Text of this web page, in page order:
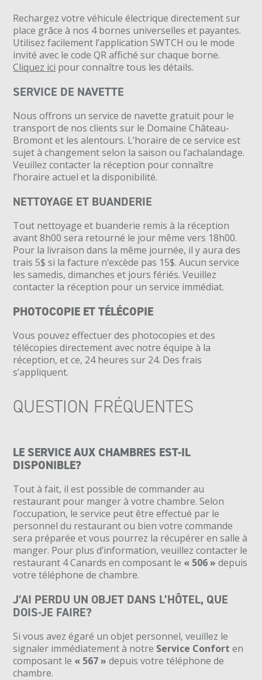
Rechargez votre véhicule électrique directement sur
place grâce à nos 4 bornes universelles et payantes.
Utilisez facilement l’application SWTCH ou le mode
invité avec le code QR affiché sur chaque borne.
Cliquez ici pour connaître tous les détails.
SERVICE DE NAVETTE
Nous offrons un service de navette gratuit pour le
transport de nos clients sur le Domaine Château-
Bromont et les alentours. L’horaire de ce service est
sujet à changement selon la saison ou l’achalandage.
Veuillez contacter la réception pour connaître
l’horaire actuel et la disponibilité.
NETTOYAGE ET BUANDERIE
Tout nettoyage et buanderie remis à la réception
avant 8h00 sera retourné le jour même vers 18h00.
Pour la livraison dans la même journée, il y aura des
trais 5$ si la facture n’excède pas 15$. Aucun service
les samedis, dimanches et jours fériés. Veuillez
contacter la réception pour un service immédiat.
PHOTOCOPIE ET TÉLÉCOPIE
Vous pouvez effectuer des photocopies et des
télécopies directement avec notre équipe à la
réception, et ce, 24 heures sur 24. Des frais
s’appliquent.
QUESTION FRÉQUENTES
LE SERVICE AUX CHAMBRES EST-IL
DISPONIBLE?
Tout à fait, il est possible de commander au
restaurant pour manger à votre chambre. Selon
l’occupation, le service peut être effectué par le
personnel du restaurant ou bien votre commande
sera préparée et vous pourrez la récupérer en salle à
manger. Pour plus d’information, veuillez contacter le
restaurant 4 Canards en composant le « 506 » depuis
votre téléphone de chambre.
J’AI PERDU UN OBJET DANS L’HÔTEL, QUE
DOIS-JE FAIRE?
Si vous avez égaré un objet personnel, veuillez le
signaler immédiatement à notre Service Confort en
composant le « 567 » depuis votre téléphone de
chambre.